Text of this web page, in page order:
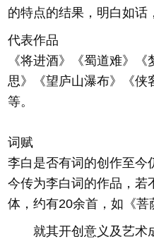
的特点的结果，明白如话
代表作品
《将进酒》《蜀道难》
思》《望庐山瀑布》《侠
等。
词赋
李白是否有词的创作至今
今传为李白词的作品，若
体，约有20余首，如《菩
就其开创意义及艺术